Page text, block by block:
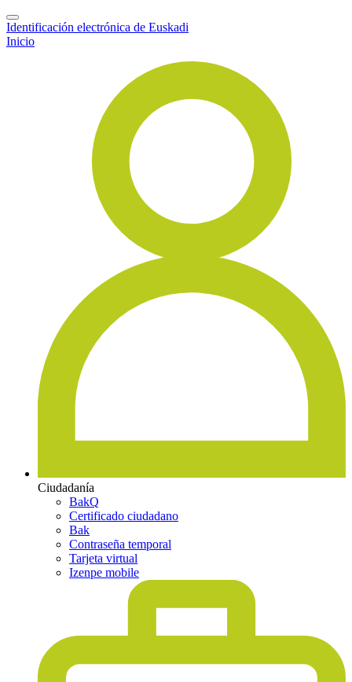
Identificación electrónica de Euskadi
Inicio
Ciudadanía
BakQ
Certificado ciudadano
Bak
Contraseña temporal
Tarjeta virtual
Izenpe mobile